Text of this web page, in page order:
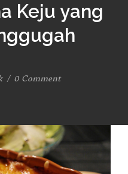
Keju yang
/ 0 Comment